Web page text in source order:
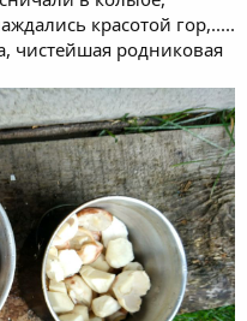
красотой гор,.....
чистейшая родниковая